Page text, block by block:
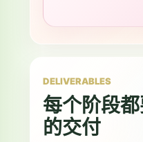
DELIVERABLES
每个阶段
的交付